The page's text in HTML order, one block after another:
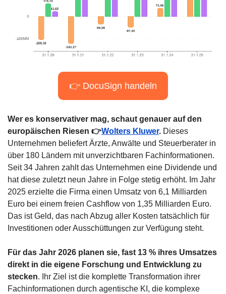
👉 DocuSign handeln
Wer es konservativer mag, schaut genauer auf den
europäischen Riesen 👉Wolters Kluwer. Dieses
Unternehmen beliefert Ärzte, Anwälte und Steuerberater in
über 180 Ländern mit unverzichtbaren Fachinformationen.
Seit 34 Jahren zahlt das Unternehmen eine Dividende und
hat diese zuletzt neun Jahre in Folge stetig erhöht. Im Jahr
2025 erzielte die Firma einen Umsatz von 6,1 Milliarden
Euro bei einem freien Cashflow von 1,35 Milliarden Euro.
Das ist Geld, das nach Abzug aller Kosten tatsächlich für
Investitionen oder Ausschüttungen zur Verfügung steht.
Für das Jahr 2026 planen sie, fast 13 % ihres Umsatzes
direkt in die eigene Forschung und Entwicklung zu
stecken. Ihr Ziel ist die komplette Transformation ihrer
Fachinformationen durch agentische KI, die komplexe